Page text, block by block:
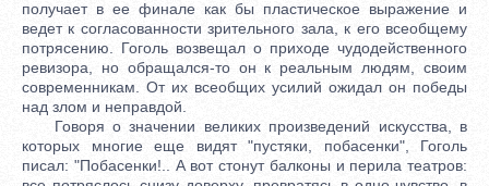
получает в ее финале как бы пластическое выражение и
ведет к согласованности зрительного зала, к его всеобщему
потрясению. Гоголь возвещал о приходе чудодейственного
ревизора, но обращался-то он к реальным людям, своим
современникам. От их всеобщих усилий ожидал он победы
над злом и неправдой.
Говоря о значении великих произведений искусства, в
которых многие еще видят "пустяки, побасенки", Гоголь
писал: "Побасенки!.. А вот стонут балконы и перила театров: